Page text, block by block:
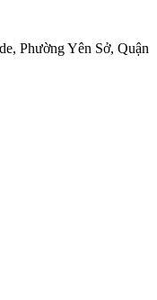
Phường Yên Sở, Quận